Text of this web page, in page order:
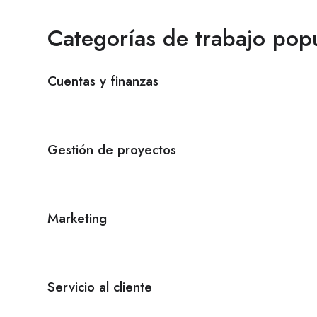
Categorías de trabajo
Cuentas y finanzas
Gestión de proyectos
Marketing
Servicio al cliente